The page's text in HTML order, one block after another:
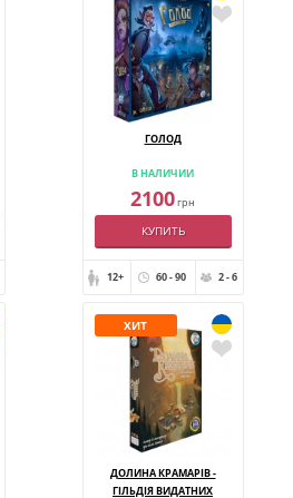
ГОЛОД
В НАЛИЧИИ
2100грн
КУПИТЬ
12+ 60 - 90 2 - 6
ХИТ
ДОЛИНА КРАМАРІВ -
ГІЛЬДІЯ ВИДАТНИХ